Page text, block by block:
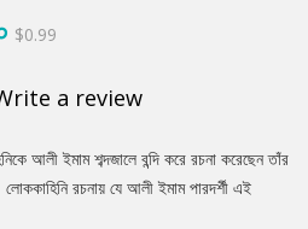
$0.99
a review
আলী ইমাম শব্দজালে বন্দি করে রচনা করেছেন তাঁর
লোককাহিনি রচনায় যে আলী ইমাম পারদর্শী এই